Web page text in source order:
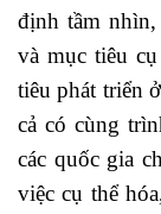
định tầm
và mục tiêu
tiêu phát triển
cả có cùng
các quốc gia
việc cụ thể